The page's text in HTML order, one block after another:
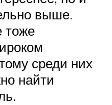
выше.
тоже
среди них
найти